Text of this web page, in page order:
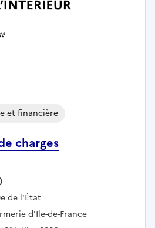
charges
et financière
:de l'État
d'Ile-de-France